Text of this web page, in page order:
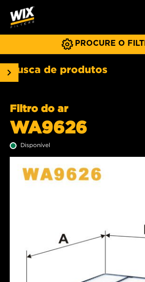
PROCURE O
Busca de produtos
Filtro do ar
WA9626
Disponível